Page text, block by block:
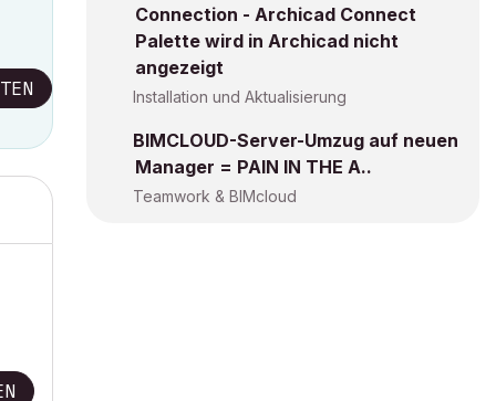
Connection - Archicad Connect
Palette wird in Archicad nicht
angezeigt
Installation und Aktualisierung
BIMCLOUD-Server-Umzug auf neuen
Manager = PAIN IN THE A..
Teamwork & BIMcloud